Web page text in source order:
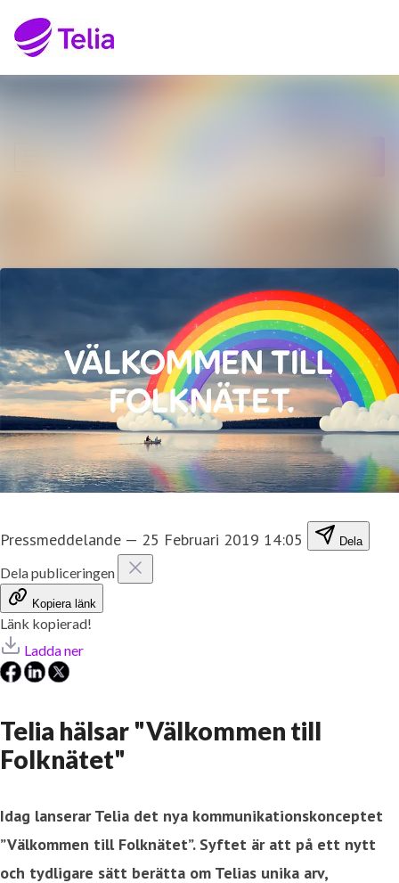
Pressmeddelande — 25 Februari 2019 14:05 Dela
Dela publiceringen
Kopiera länk
Länk kopierad!
Ladda ner
Telia hälsar "Välkommen till
Folknätet"
Idag lanserar Telia det nya kommunikationskonceptet
”Välkommen till Folknätet”. Syftet är att på ett nytt
och tydligare sätt berätta om Telias unika arv,